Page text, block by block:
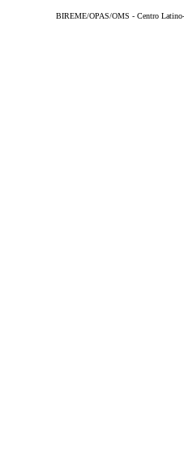
BIREME/OPAS/OMS - Centro Latino-